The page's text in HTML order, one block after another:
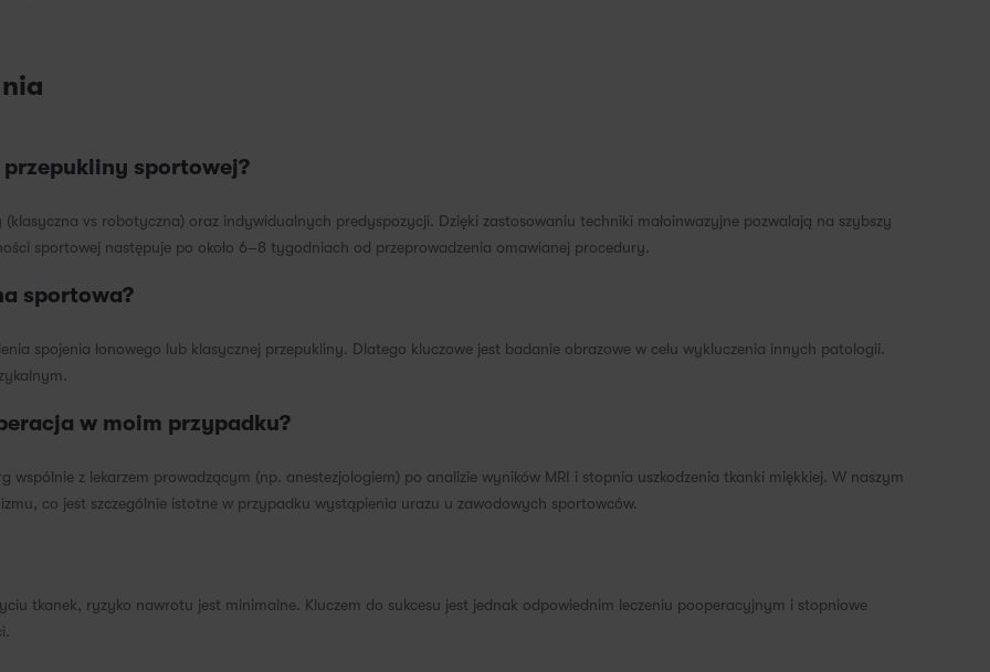
sportowej?
vs robotyczna) oraz indywidualnych predyspozycji. Dzięki zastosowaniu techniki małoinwazyjne pozwalają na szybszy
sportowej następuje po około 6–8 tygodniach od przeprowadzenia omawianej procedury.
sportowa?
spojenia łonowego lub klasycznej przepukliny. Dlatego kluczowe jest badanie obrazowe w celu wykluczenia innych patologii.
w moim przypadku?
z lekarzem prowadzącym (np. anestezjologiem) po analizie wyników MRI i stopnia uszkodzenia tkanki miękkiej. W naszym
co jest szczególnie istotne w przypadku wystąpienia urazu u zawodowych sportowców.
tkanek, ryzyko nawrotu jest minimalne. Kluczem do sukcesu jest jednak odpowiednim leczeniu pooperacyjnym i stopniowe